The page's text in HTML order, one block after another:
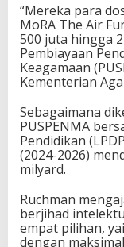
“Mereka para
MoRA The Air
500 juta hingga
Pembiayaan
Keagamaan
Kementerian
Sebagaimana
PUSPENMA
Pendidikan
(2024-2026)
milyard.
Ruchman
berjihad
empat pilihan,
dengan